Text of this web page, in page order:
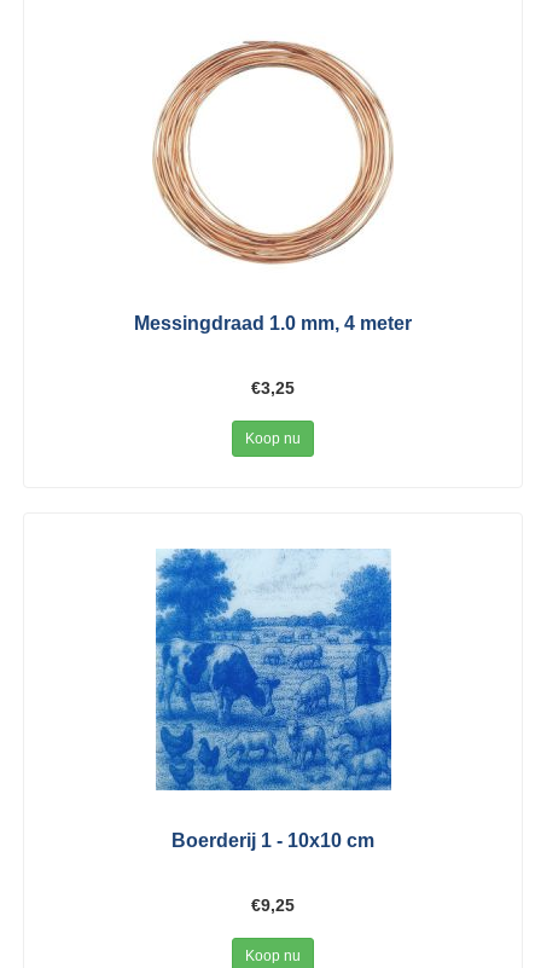
Messingdraad 1.0 mm, 4 meter
€3,25
Koop nu
Boerderij 1 - 10x10 cm
€9,25
Koop nu